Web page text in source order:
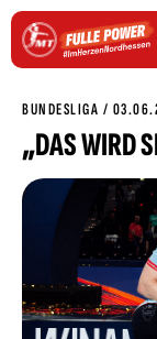
BUNDESLIGA /
„DAS WIRD